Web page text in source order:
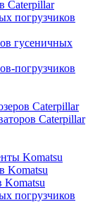
Caterpillar
погрузчиков
гусеничных
погрузчиков
Caterpillar
Caterpillar
Komatsu
Komatsu
Komatsu
погрузчиков